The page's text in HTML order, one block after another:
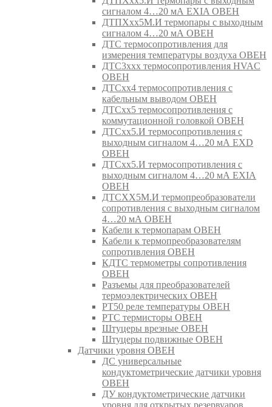
сигналом 4…20 мА EXIA ОВЕН
ДТПХхх5М.И термопары с выходным
сигналом 4…20 мА ОВЕН
ДТС термосопротивления для
измерения температуры воздуха ОВЕН
ДТС3ххх термосопротивления HVAC
ОВЕН
ДТСхх4 термосопротивления с
кабельным выводом ОВЕН
ДТСхх5 термосопротивления с
коммутационной головкой ОВЕН
ДТСхх5.И термосопротивления с
выходным сигналом 4…20 мА EXD
ОВЕН
ДТСхх5.И термосопротивления с
выходным сигналом 4…20 мА EXIA
ОВЕН
ДТСХХ5М.И термопреобразователи
сопротивления с выходным сигналом
4…20 мА ОВЕН
Кабели к термопарам ОВЕН
Кабели к термопреобразователям
сопротивления ОВЕН
КДТС термометры сопротивления
ОВЕН
Разъемы для преобразователей
термоэлектрических ОВЕН
РТ50 реле температуры ОВЕН
РТС термисторы ОВЕН
Штуцеры врезные ОВЕН
Штуцеры подвижные ОВЕН
Датчики уровня ОВЕН
ДС универсальные
кондуктометрические датчики уровня
ОВЕН
ДУ кондуктометрические датчики
уровня для открытых резервуаров